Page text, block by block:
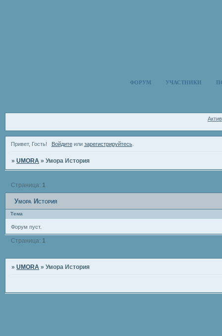
ФОРУМ УЧАСТНИКИ
Привет, Гость! Войдитеили зарегистрируйтесь.
»UMORA »Умора История
Умора История
Страница: 1
Тема
Форум пуст.
Страница: 1
»UMORA »Умора История